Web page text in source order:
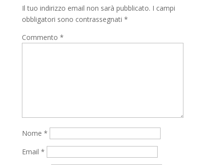
Il tuo indirizzo email non sarà pubblicato. I campi
obbligatori sono contrassegnati *
Commento *
Nome *
Email *